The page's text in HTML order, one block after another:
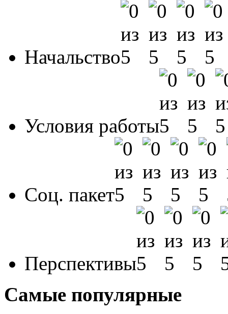
Начальство
Условия работы
Соц. пакет
Перспективы
Самые популярные